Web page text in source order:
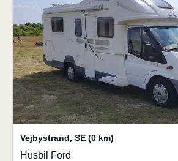
Vejbystrand, SE (0 km)
Husbil Ford